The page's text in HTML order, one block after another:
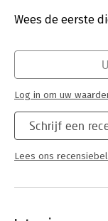
menselijker te
Wees de eerste
Schrijf een
Lees ons
Log in om uw